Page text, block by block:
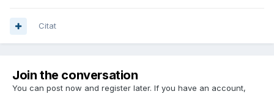
Citat
Join the conversation
You can post now and register later. If you have an account,